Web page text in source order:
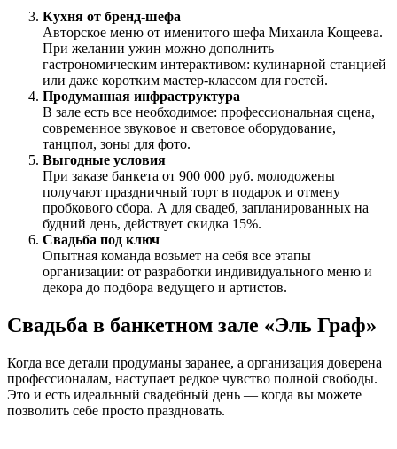
Кухня от бренд-шефа
Авторское меню от именитого шефа Михаила Кощеева.
При желании ужин можно дополнить
гастрономическим интерактивом: кулинарной станцией
или даже коротким мастер-классом для гостей.
Продуманная инфраструктура
В зале есть все необходимое: профессиональная сцена,
современное звуковое и световое оборудование,
танцпол, зоны для фото.
Выгодные условия
При заказе банкета от 900 000 руб. молодожены
получают праздничный торт в подарок и отмену
пробкового сбора. А для свадеб, запланированных на
будний день, действует скидка 15%.
Свадьба под ключ
Опытная команда возьмет на себя все этапы
организации: от разработки индивидуального меню и
декора до подбора ведущего и артистов.
Свадьба в банкетном зале «Эль Граф»
Когда все детали продуманы заранее, а организация доверена
профессионалам, наступает редкое чувство полной свободы.
Это и есть идеальный свадебный день — когда вы можете
позволить себе просто праздновать.